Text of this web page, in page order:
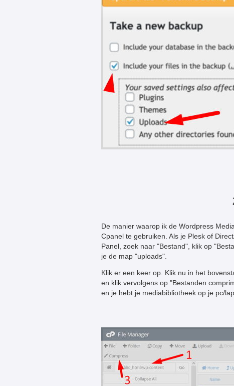
De manier waarop ik de Wordpress
Cpanel te gebruiken. Als je Plesk of
Panel, zoek naar "Bestand", klik op
je de map "uploads".
Klik er een keer op. Klik nu in het
en klik vervolgens op "Bestanden
en je hebt je mediabibliotheek op je pc/